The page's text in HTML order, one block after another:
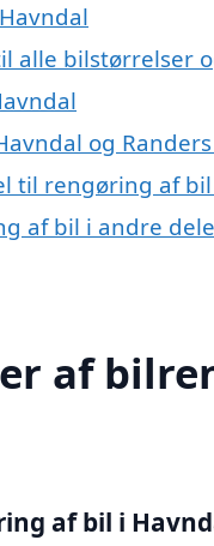
alle bilstørrelser
og
til rengøring af
af bil i andre
af
af bil i